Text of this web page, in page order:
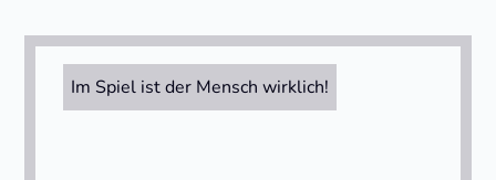
Im Spiel ist der Mensch wirklich!